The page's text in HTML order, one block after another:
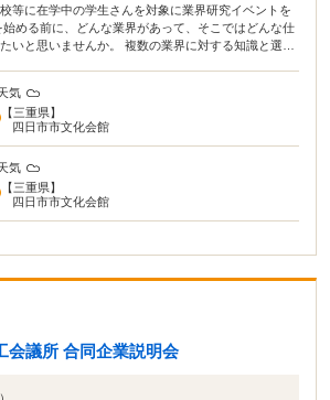
等に在学中の学生さんを対象に業界研究イベントを
いと思いませんか。 複数の業界に対する知識と選択
気
【三重県】
四日市市文化会館
気
【三重県】
四日市市文化会館
会議所 合同企業説明会